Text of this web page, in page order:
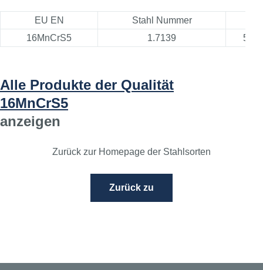
EU EN Stahl Nummer
16MnCrS5
1.7139
Alle Produkte der Qualität
16MnCrS5
anzeigen
Zurück zur Homepage der Stahlsorten
Zurück zu